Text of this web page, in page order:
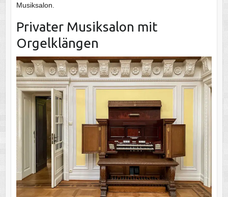
Musiksalon.
Privater Musiksalon mit
Orgelklängen